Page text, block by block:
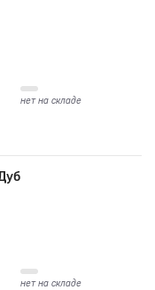
нет на складе
нет на складе